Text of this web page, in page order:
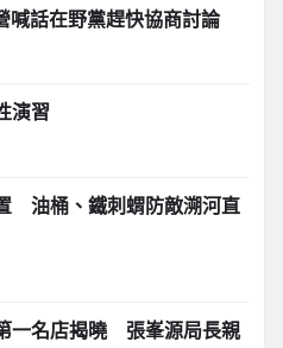
喊話在野黨趕快協商討論
演習
油桶、鐵刺蝟防敵溯河直
一名店揭曉 張峯源局長親